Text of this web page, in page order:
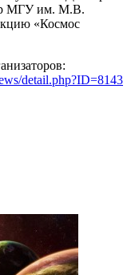
МГУ им. М.В.
«Космос
detail.php?ID=8143